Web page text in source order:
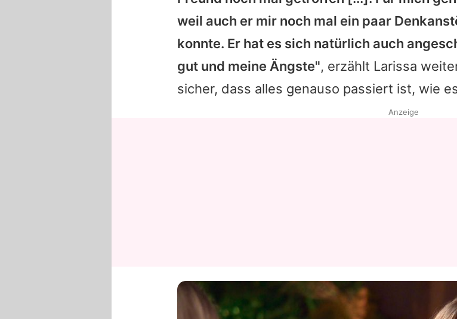
weil auch er mir noch mal ein paar
konnte. Er hat es sich natürlich auch
gut und meine Ängste", erzählt Larissa
sicher, dass alles genauso passiert ist, wie
Anzeige